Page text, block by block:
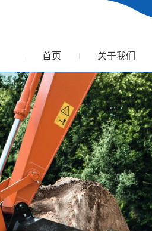
首页 关于我们